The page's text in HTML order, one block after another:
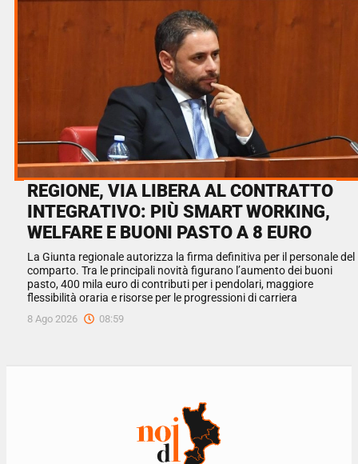
REGIONE, VIA LIBERA AL CONTRATTO
INTEGRATIVO: PIÙ SMART WORKING,
WELFARE E BUONI PASTO A 8 EURO
La Giunta regionale autorizza la firma definitiva per il personale del
comparto. Tra le principali novità figurano l’aumento dei buoni
pasto, 400 mila euro di contributi per i pendolari, maggiore
flessibilità oraria e risorse per le progressioni di carriera
8 Ago 2026 08:59